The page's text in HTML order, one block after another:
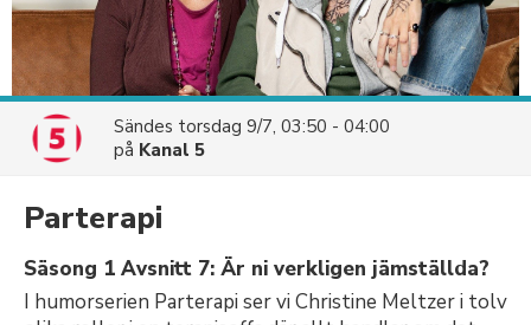
Sändes torsdag 9/7, 03:50 - 04:00
på Kanal 5
Parterapi
Säsong 1 Avsnitt 7: Är ni verkligen jämställda?
I humorserien Parterapi ser vi Christine Meltzer i tolv